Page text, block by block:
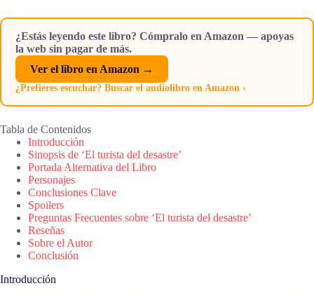
¿Estás leyendo este libro? Cómpralo en Amazon — apoyas
la web sin pagar de más.
Ver el libro en Amazon →
¿Prefieres escuchar? Buscar el audiolibro en Amazon ›
Tabla de Contenidos
Introducción
Sinopsis de ‘El turista del desastre’
Portada Alternativa del Libro
Personajes
Conclusiones Clave
Spoilers
Preguntas Frecuentes sobre ‘El turista del desastre’
Reseñas
Sobre el Autor
Conclusión
Introducción